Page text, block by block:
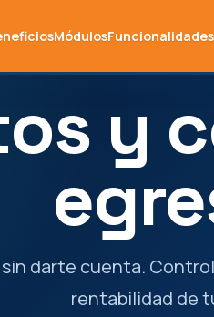
MódulosFuncionalidades
y
darte cuenta.
rentabilidad de